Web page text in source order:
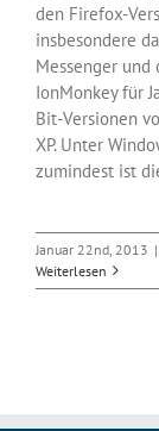
den Firefox-
insbesondere
Messenger und
IonMonkey für
Bit-Versionen
XP. Unter
zumindest ist
Januar 22nd, 2013 |
Weiterlesen